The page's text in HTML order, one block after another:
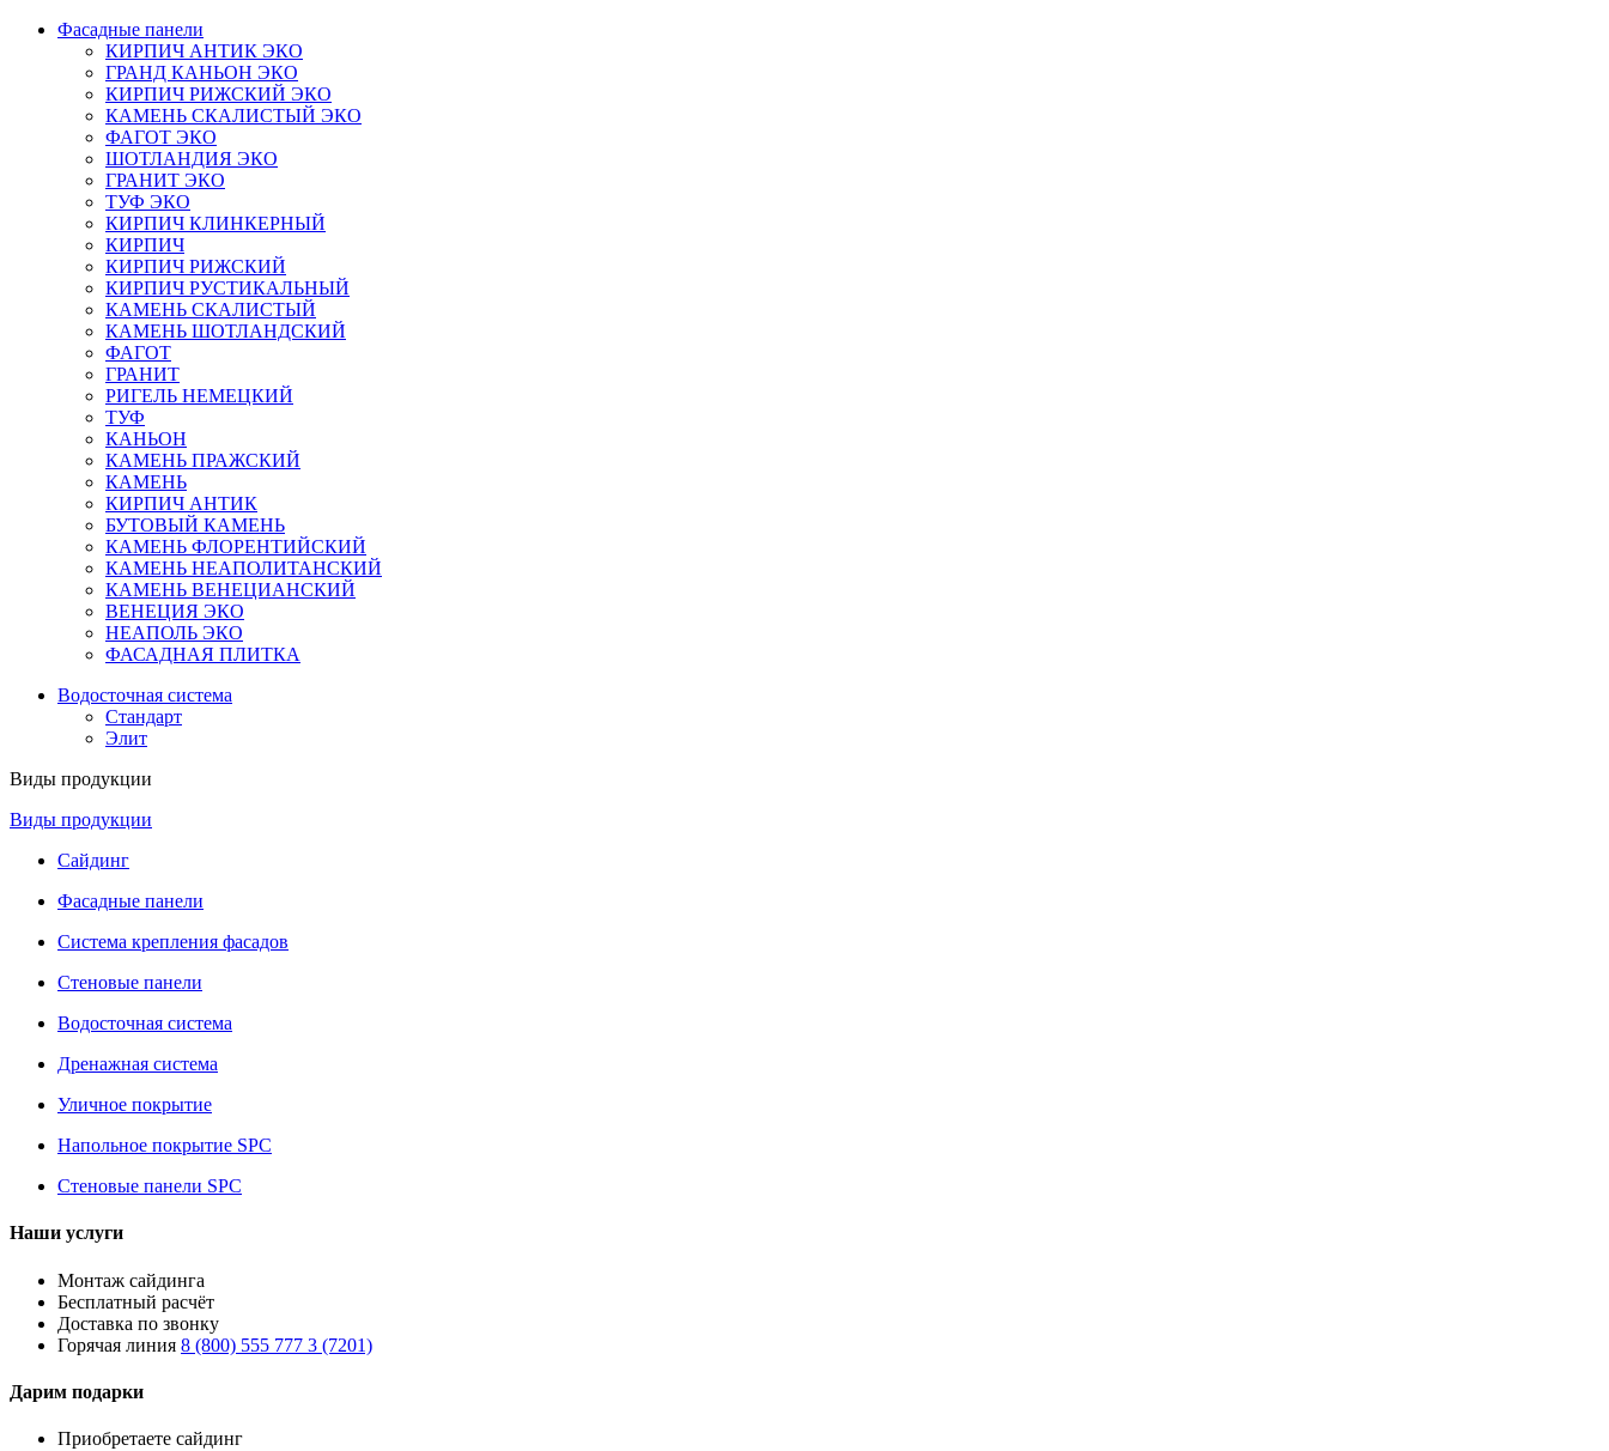
Фасадные панели
КИРПИЧ АНТИК ЭКО
ГРАНД КАНЬОН ЭКО
КИРПИЧ РИЖСКИЙ ЭКО
КАМЕНЬ СКАЛИСТЫЙ ЭКО
ФАГОТ ЭКО
ШОТЛАНДИЯ ЭКО
ГРАНИТ ЭКО
ТУФ ЭКО
КИРПИЧ КЛИНКЕРНЫЙ
КИРПИЧ
КИРПИЧ РИЖСКИЙ
КИРПИЧ РУСТИКАЛЬНЫЙ
КАМЕНЬ СКАЛИСТЫЙ
КАМЕНЬ ШОТЛАНДСКИЙ
ФАГОТ
ГРАНИТ
РИГЕЛЬ НЕМЕЦКИЙ
ТУФ
КАНЬОН
КАМЕНЬ ПРАЖСКИЙ
КАМЕНЬ
КИРПИЧ АНТИК
БУТОВЫЙ КАМЕНЬ
КАМЕНЬ ФЛОРЕНТИЙСКИЙ
КАМЕНЬ НЕАПОЛИТАНСКИЙ
КАМЕНЬ ВЕНЕЦИАНСКИЙ
ВЕНЕЦИЯ ЭКО
НЕАПОЛЬ ЭКО
ФАСАДНАЯ ПЛИТКА
Водосточная система
Стандарт
Элит
Виды продукции
Виды продукции
Сайдинг
Фасадные панели
Система крепления фасадов
Стеновые панели
Водосточная система
Дренажная система
Уличное покрытие
Напольное покрытие SPC
Стеновые панели SPC
Наши услуги
Монтаж сайдинга
Бесплатный расчёт
Доставка по звонку
Горячая линия 8 (800) 555 777 3 (7201)
Дарим подарки
Приобретаете сайдинг